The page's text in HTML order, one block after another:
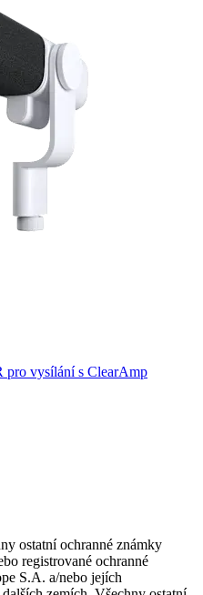
vysílání s ClearAmp
ostatní ochranné známky
registrované ochranné
S.A. a/nebo jejích